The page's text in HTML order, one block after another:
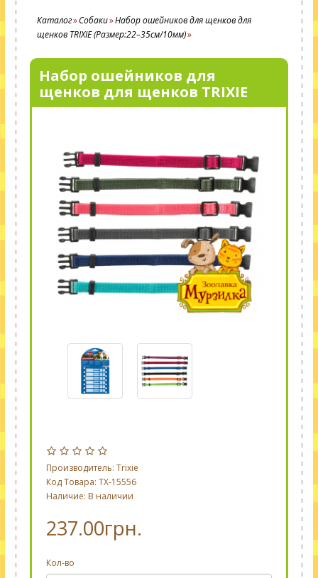
Каталог Собаки Набор ошейников для щенков для
щенков TRIXIE (Размер:22–35см/10мм)
Набор ошейников для
щенков для щенков TRIXIE
Производитель: Trixie
Код Товара: TX-15556
Наличие: В наличии
237.00грн.
Кол-во